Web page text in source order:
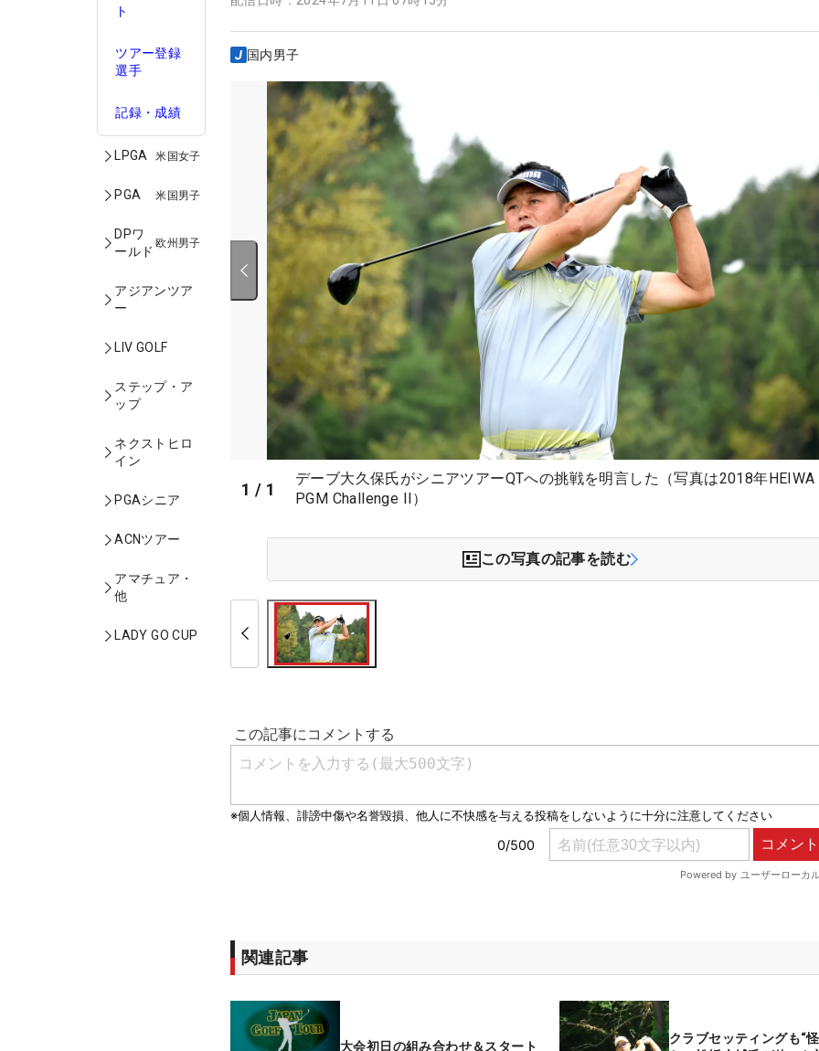
ト
ツアー登録
選手
記録・成績
LPGA 米国女子
PGA 米国男子
DPワ
ールド
欧州男子
アジアンツア
ー
LIV GOLF
ステップ・ア
ップ
ネクストヒロ
イン
PGAシニア
ACNツアー
アマチュア・
他
LADY GO CUP
国内男子
1 / 1
デーブ大久保氏がシニアツアーQTへの挑戦を明言した（写真は2018年HEIWA
PGM Challenge II）
この写真の記事を読む
関連記事
大会初日の組み合わせ＆スタート
クラブセッティングも“